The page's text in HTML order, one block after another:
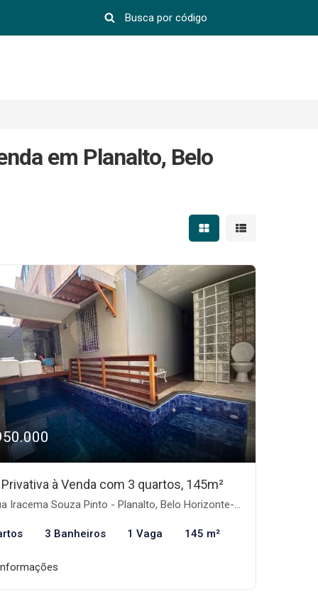
em Planalto, Belo
Mostrar resultados em
Mostrar
à Venda com 3 quartos, 145m²
Iracema Souza Pinto - Planalto, Belo Horizonte-MG
3 Banheiros 1 Vaga 145 m²